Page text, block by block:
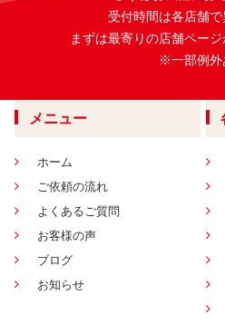
受付時間は各店舗で
まずは最寄りの店舗ページ
※一部例外
メニュー
ホーム
ご依頼の流れ
よくあるご質問
お客様の声
ブログ
お知らせ